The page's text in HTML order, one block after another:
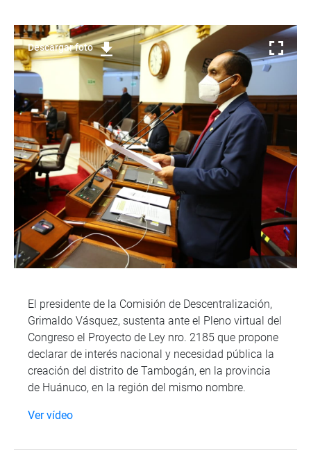
Descargar foto
El presidente de la Comisión de Descentralización,
Grimaldo Vásquez, sustenta ante el Pleno virtual del
Congreso el Proyecto de Ley nro. 2185 que propone
declarar de interés nacional y necesidad pública la
creación del distrito de Tambogán, en la provincia
de Huánuco, en la región del mismo nombre.
Ver vídeo